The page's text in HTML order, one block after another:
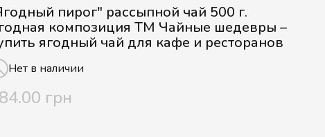
пирог" рассыпной чай 500 г.
композиция ТМ Чайные шедевры –
ягодный чай для кафе и ресторанов
Нет в наличии
грн